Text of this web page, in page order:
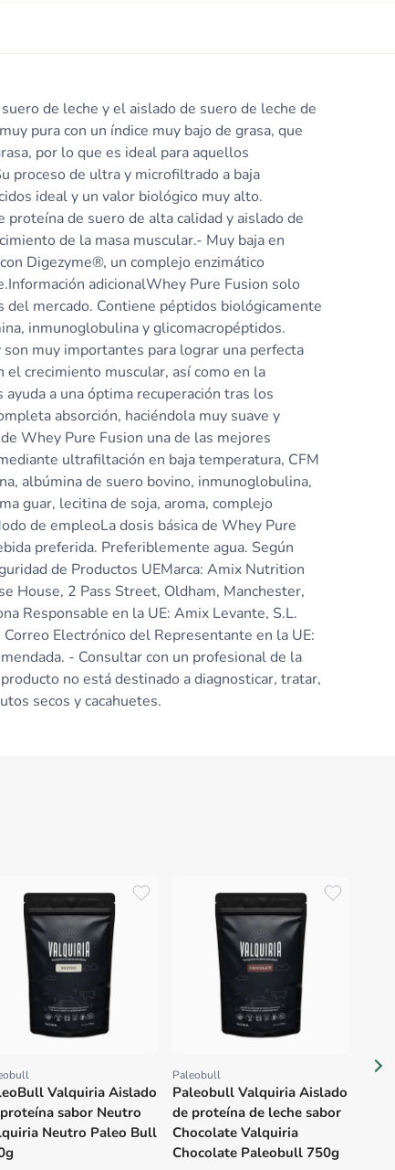
de leche y el aislado de suero de leche de
pura con un índice muy bajo de grasa, que
por lo que es ideal para aquellos
proceso de ultra y microfiltrado a baja
ideal y un valor biológico muy alto.
de suero de alta calidad y aislado de
de la masa muscular.- Muy baja en
Digezyme®, un complejo enzimático
adicionalWhey Pure Fusion solo
mercado. Contiene péptidos biológicamente
inmunoglobulina y glicomacropéptidos.
muy importantes para lograr una perfecta
crecimiento muscular, así como en la
a una óptima recuperación tras los
absorción, haciéndola muy suave y
Whey Pure Fusion una de las mejores
ultrafiltación en baja temperatura, CFM
albúmina de suero bovino, inmunoglobulina,
guar, lecitina de soja, aroma, complejo
de empleoLa dosis básica de Whey Pure
preferida. Preferiblemente agua. Según
de Productos UEMarca: Amix Nutrition
House, 2 Pass Street, Oldham, Manchester,
Responsable en la UE: Amix Levante, S.L.
Electrónico del Representante en la UE:
- Consultar con un profesional de la
no está destinado a diagnosticar, tratar,
secos y cacahuetes.
Valquiria Aislado
sabor Neutro
Neutro Paleo Bull
Proveedor:
Paleobull
Paleobull Valquiria Aislado
de proteína de leche sabor
Chocolate Valquiria
Chocolate Paleobull 750g